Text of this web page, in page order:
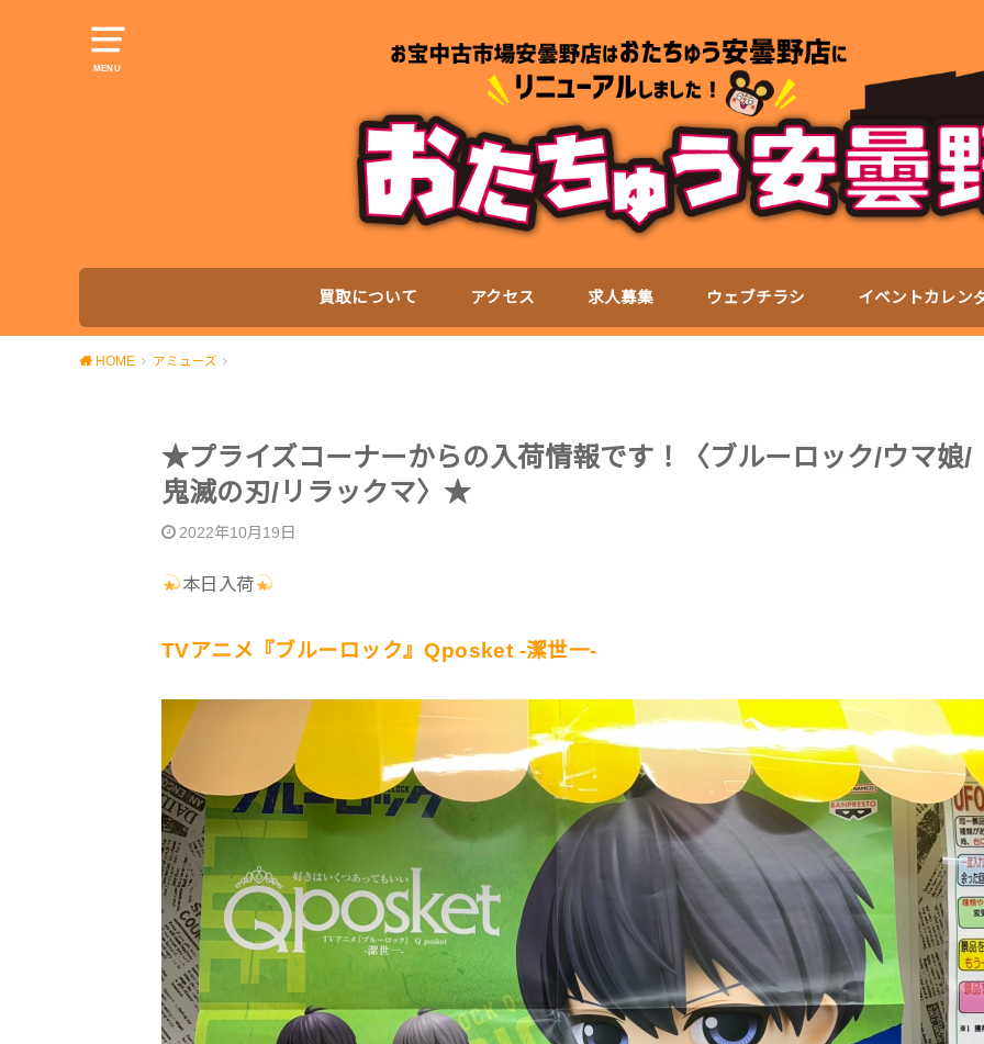
MENU
買取について アクセス 求人募集 ウェブチラシ イベントカレン
HOME アミューズ
★プライズコーナーからの入荷情報です！〈ブルーロック/ウマ娘/
鬼滅の刃/リラックマ〉★
2022年10月19日
本日入荷
TVアニメ『ブルーロック』Qposket -潔世一-